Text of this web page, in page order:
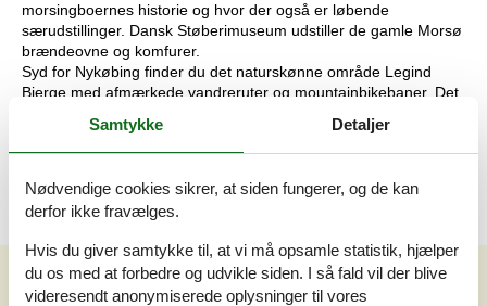
morsingboernes historie og hvor der også er løbende
særudstillinger. Dansk Støberimuseum udstiller de gamle Morsø
brændeovne og komfurer.
Syd for Nykøbing finder du det naturskønne område Legind
Bjerge med afmærkede vandreruter og mountainbikebaner. Det
Jesperhus Feriepark med oplevelser for hele familien.
Øen Mors rummer oplevelser til mange dage.
Vores gæsteanmeldelserVores gæsteanmeldelser
Samtykke Detaljer
Nødvendige cookies sikrer, at siden fungerer, og de kan
derfor ikke fravælges.
Hvis du giver samtykke til, at vi må opsamle statistik, hjælper
du os med at forbedre og udvikle siden. I så fald vil der blive
videresendt anonymiserede oplysninger til vores